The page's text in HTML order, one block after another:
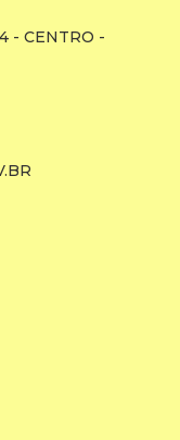
- CENTRO -